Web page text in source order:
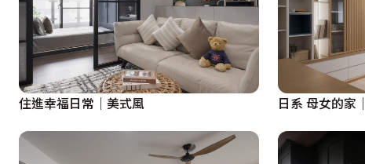
住進幸福日常｜美式風 日系 母女的家